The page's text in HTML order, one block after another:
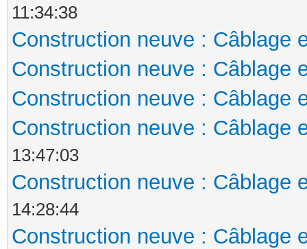
11:34:38
Construction neuve : Câblage
Construction neuve : Câblage
Construction neuve : Câblage
Construction neuve : Câblage
13:47:03
Construction neuve : Câblage
14:28:44
Construction neuve : Câblage